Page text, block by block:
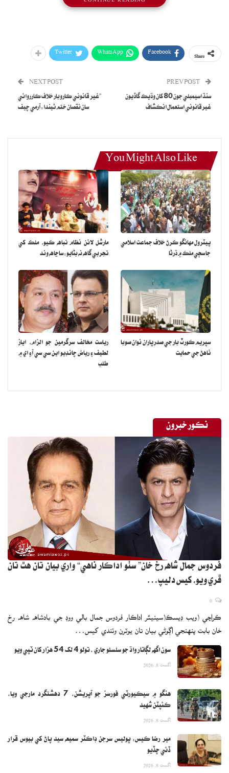
تائين چالان جمع ڪرائڻ جو حڪم ڏئي ڇڏيو.
Facebook
WhatsApp
Twitter
سنڌ اسيمبلي جون 80 کان وڌيڪ گاڏيون
غيرقانوني استعمال انڪشاف
NEXT POST
”غير قانوني ڪاروبار خلاف ڪارروائي
سان نقصان ختم ٿيندا: آرمي چيف
You Might Also Like
پيٽرول مهانگو ڪرڻ خلاف جماعت اسلامي
جا سڄي ملڪ ۾ ڌرڻا
مارشل لائن نظام تباهه ڪيو، ملڪ کي
تجربي گاهه نه بڻايو: ساڃاهه وند
سپريم ڪورٽ بار جي صدر پاران نوان صوبا
ٺاهڻ جي حمايت
رياست مخالف سرگرمين جو الزام، اياز
لطيف ۽ رياض چانڊيو اين سي سي آءِ اي ۾
طلب
نڪور خبرون
فردوس جمال شاهه رخ خان” سٺو اداڪار ناهي“ واري بيان تان هٿ تان
ڦري ويو، کيس دليپ…
ڪراچي (ويب ڊيسڪ(سينيئر اداڪار فردوس جمال بالي ووڊ جي بادشاهه شاهه رخ
خان بابت پنهنجي اڳوڻي بيان تان يوٽرن وٺندي کيس…
سون اگهه لڳاتار واڌ جو سلسلو جاري ، تولو 4 لک 54 هزار کان ٽپي ويو
اگست 8, 2026
هنگو ۾ سيڪيورٽي فورسز جو آپريشن، 7 دهشتگرد مارجي ويا،
ڪئپٽن شهيد
اگست 8, 2026
مير رضا ڪيس: پوليس سرجن ڊاڪٽر سميعه سيد پاڻ کي بيوس قرار
ڏئي ڇڏيو
اگست 8, 2026